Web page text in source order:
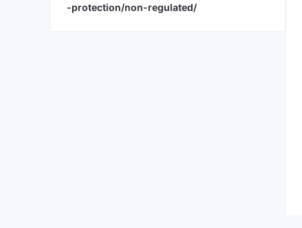
-protection/non-regulated/